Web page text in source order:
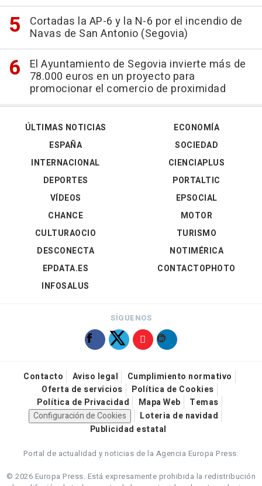
Cortadas la AP-6 y la N-6 por el incendio de
Navas de San Antonio (Segovia)
El Ayuntamiento de Segovia invierte más de
78.000 euros en un proyecto para
promocionar el comercio de proximidad
ÚLTIMAS NOTICIAS
ESPAÑA
INTERNACIONAL
DEPORTES
VÍDEOS
ECONOMÍA
SOCIEDAD
CIENCIAPLUS
PORTALTIC
EPSOCIAL
CHANCE
CULTURAOCIO
DESCONECTA
EPDATA.ES
INFOSALUS
MOTOR
TURISMO
NOTIMÉRICA
CONTACTOPHOTO
SÍGUENOS
Contacto Aviso legal
Cumplimiento normativo
Oferta de servicios
Política de Cookies
Política de Privacidad
Mapa Web
Temas
Configuración de Cookies
Loteria de navidad
Publicidad estatal
Portal de actualidad y noticias de la Agencia Europa Press.
© 2026 Europa Press. Está expresamente prohibida la redistribución